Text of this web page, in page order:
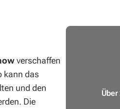
verschaffen
kann das
und den
Die
Über